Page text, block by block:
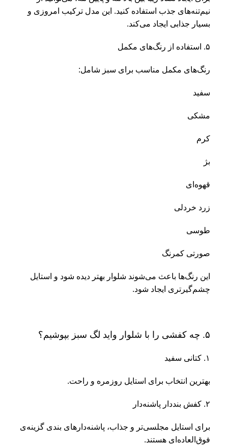
نیم‌تنه‌های جذب استفاده کنید. این مدل ترکیب امروزی و
بسیار جذابی ایجاد می‌کند.
۵. استفاده از رنگ‌های مکمل
رنگ‌های مکمل مناسب برای سبز شامل:
سفید
مشکی
کرم
بژ
قهوه‌ای
زرد خردلی
طوسی
صورتی کمرنگ
این رنگ‌ها باعث می‌شوند شلوار بهتر دیده شود و استایل
چشم‌گیرتری ایجاد شود.
۵. چه کفشی را با شلوار واید لگ سبز بپوشیم؟
۱. کتانی سفید
بهترین انتخاب برای استایل روزمره و راحت.
۲. کفش بنددار پاشنه‌دار
برای استایل مجلسی‌تر و جذاب، پاشنه‌دارهای بندی گزینه‌ی
فوق‌العاده‌ای هستند.